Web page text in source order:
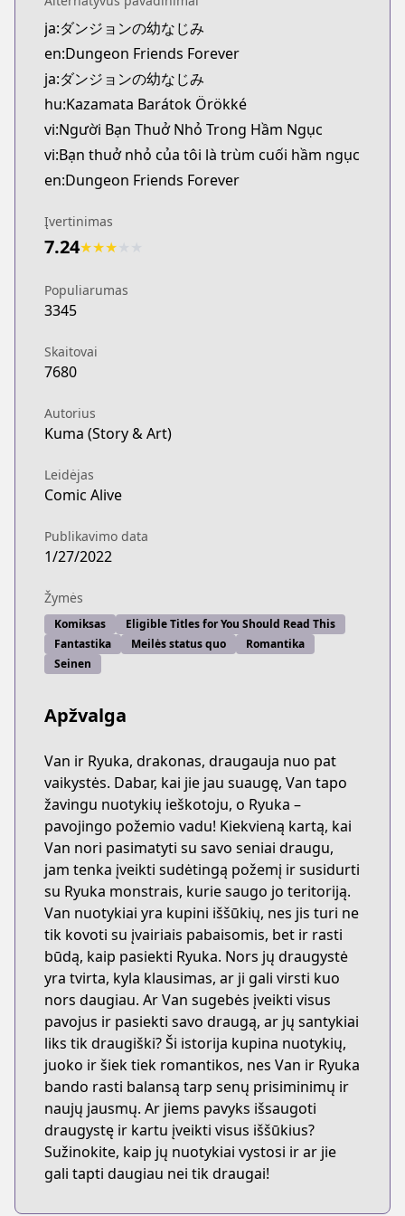
Official Raw
https://comic-walker.com/detail/
Kitsu
Kitsu
https://kitsu.app/manga/63761
CDJapan
CDJapan
https://www.anime-planet.com/manga/https://
MangaUpdates
https://www.mangaupdates.com/
Book☆Walker
https://bookwalker.jp/series/361295/list
Official English
https://sevenseasentertainment.com/series/
ja:ダンジョンの幼なじみ
en:Dungeon Friends Forever
ja:ダンジョンの幼なじみ
hu:Kazamata Barátok Örökké
vi:Người Bạn Thuở Nhỏ Trong Hầm Ngục
vi:Bạn thuở nhỏ của tôi là trùm cuối hầm ngục
en:Dungeon Friends Forever
Įvertinimas
7.24★★★
Populiarumas
3345
Skaitovai
7680
Autorius
Kuma (Story & Art)
Leidėjas
Comic Alive
Publikavimo data
1/27/2022
Žymės
Komiksas
Eligible Titles for You Should Read This
Fantastika
Meilės status quo
Romantika
Seinen
Apžvalga
Van ir Ryuka, drakonas, draugauja nuo pat
vaikystės. Dabar, kai jie jau suaugę, Van tapo
žavingu nuotykių ieškotoju, o Ryuka –
pavojingo požemio vadu! Kiekvieną kartą, kai
Van nori pasimatyti su savo seniai draugu,
jam tenka įveikti sudėtingą požemį ir susidurti
su Ryuka monstrais, kurie saugo jo teritoriją.
Van nuotykiai yra kupini iššūkių, nes jis turi ne
tik kovoti su įvairiais pabaisomis, bet ir rasti
būdą, kaip pasiekti Ryuka. Nors jų draugystė
yra tvirta, kyla klausimas, ar ji gali virsti kuo
nors daugiau. Ar Van sugebės įveikti visus
pavojus ir pasiekti savo draugą, ar jų santykiai
liks tik draugiški? Ši istorija kupina nuotykių,
juoko ir šiek tiek romantikos, nes Van ir Ryuka
bando rasti balansą tarp senų prisiminimų ir
naujų jausmų. Ar jiems pavyks išsaugoti
draugystę ir kartu įveikti visus iššūkius?
Sužinokite, kaip jų nuotykiai vystosi ir ar jie
gali tapti daugiau nei tik draugai!